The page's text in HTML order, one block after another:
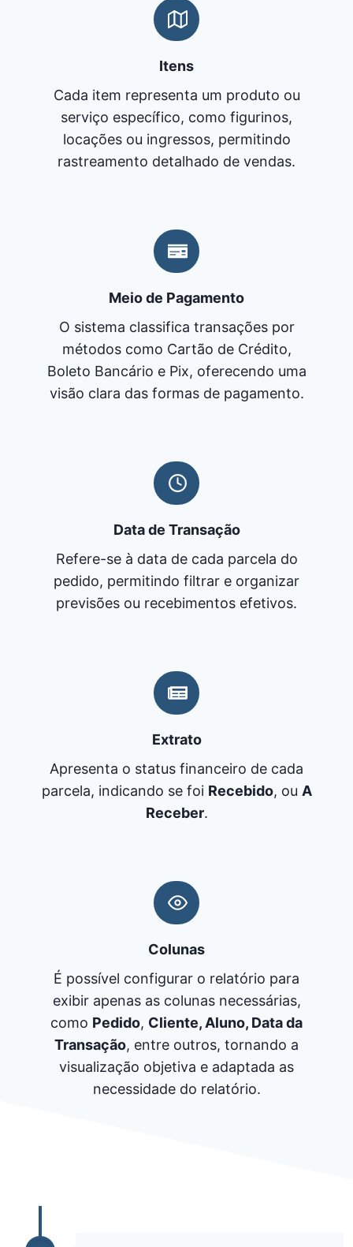
Itens
Cada item representa um produto ou
serviço específico, como figurinos,
locações ou ingressos, permitindo
rastreamento detalhado de vendas.
Meio de Pagamento
O sistema classifica transações por
métodos como Cartão de Crédito,
Boleto Bancário e Pix, oferecendo uma
visão clara das formas de pagamento.
Data de Transação
Refere-se à data de cada parcela do
pedido, permitindo filtrar e organizar
previsões ou recebimentos efetivos.
Extrato
Apresenta o status financeiro de cada
parcela, indicando se foi Recebido, ou A
Receber.
Colunas
É possível configurar o relatório para
exibir apenas as colunas necessárias,
como Pedido, Cliente,Aluno, Data da
Transação, entre outros, tornando a
visualização objetiva e adaptada as
necessidade do relatório.